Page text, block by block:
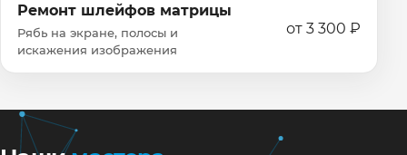
Ремонт шлейфов матрицы
Рябь на экране, полосы и
искажения изображения
от 3 300 ₽